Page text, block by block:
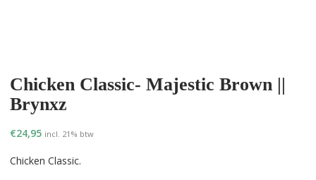
Chicken Classic- Majestic Brown ||
Brynxz
€24,95 incl. 21% btw
Chicken Classic.